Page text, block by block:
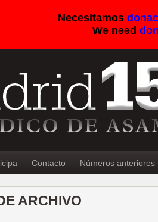
Necesitamos
We need
Contacto Números anteriores
ARCHIVO